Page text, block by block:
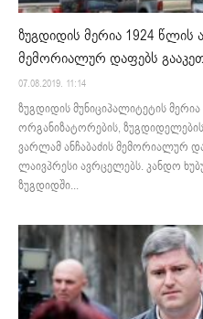
ზუგდიდის მერია 1924 წლის
მემორიალურ დაფებს
07.08.2019. 11:14
ზუგდიდის მუნიციპალიტეტის მერია
ორგანიზატორების,
ვარლამ ანჩაბაძის მემორიალურ
ლაივპრესი ავრცელებს. კანდო
ზუგდიდში...